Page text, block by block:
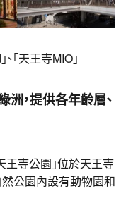
、「天王寺MIO」
，提供各年齡層、
寺公園」位於天王寺
然公園內設有動物園和